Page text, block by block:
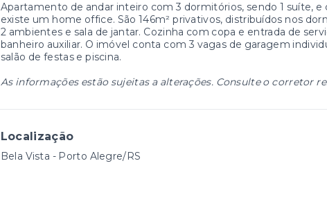
Apartamento de andar inteiro com 3 dormitórios, sendo 1 suíte,
existe um home office. São 146m² privativos, distribuídos nos
2 ambientes e sala de jantar. Cozinha com copa e entrada de
banheiro auxiliar. O imóvel conta com 3 vagas de garagem
salão de festas e piscina.
As informações estão sujeitas a alterações. Consulte o corretor
Localização
Bela Vista - Porto Alegre/RS